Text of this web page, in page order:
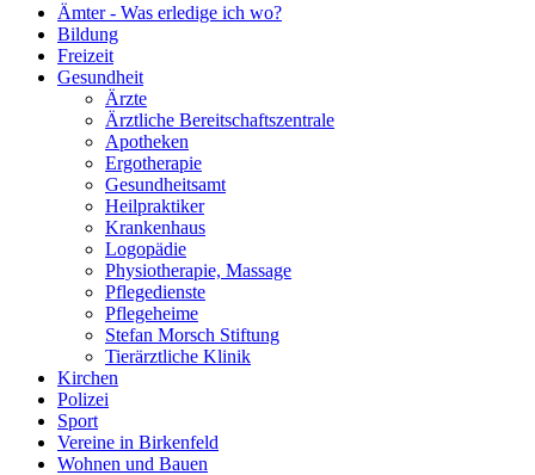
Ämter - Was erledige ich wo?
Bildung
Freizeit
Gesundheit
Ärzte
Ärztliche Bereitschaftszentrale
Apotheken
Ergotherapie
Gesundheitsamt
Heilpraktiker
Krankenhaus
Logopädie
Physiotherapie, Massage
Pflegedienste
Pflegeheime
Stefan Morsch Stiftung
Tierärztliche Klinik
Kirchen
Polizei
Sport
Vereine in Birkenfeld
Wohnen und Bauen